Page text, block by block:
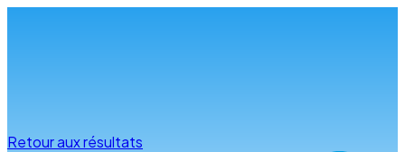
Retour aux résultats